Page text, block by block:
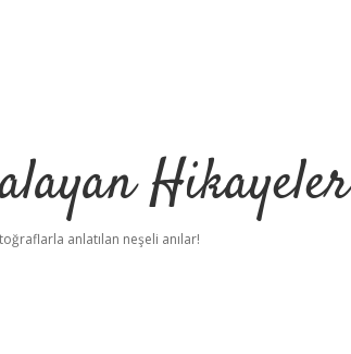
Hikayeler
anlatılan neşeli anılar!